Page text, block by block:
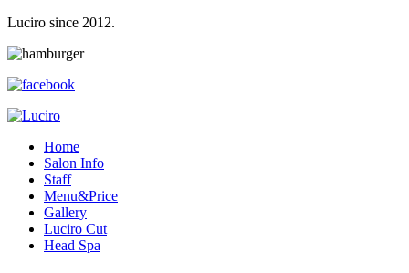
Luciro since 2012.
Home
Salon Info
Staff
Menu&Price
Gallery
Luciro Cut
Head Spa